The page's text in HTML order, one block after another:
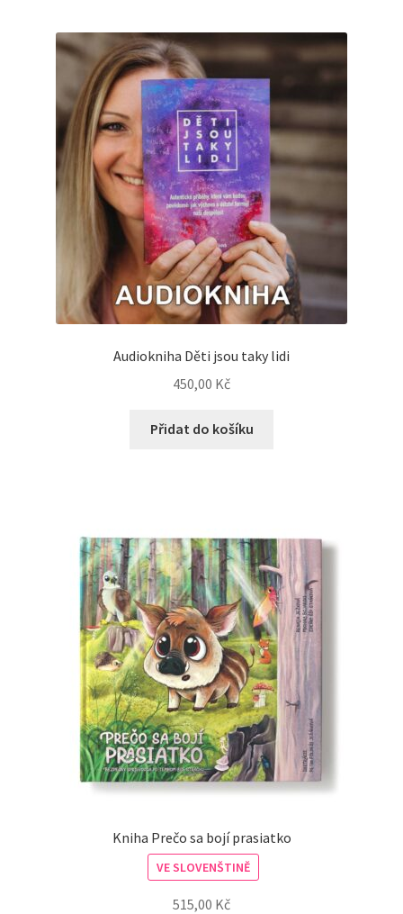
Audiokniha Děti jsou taky lidi
450,00 Kč
Přidat do košíku
Kniha Prečo sa bojí prasiatko
VE SLOVENŠTINĚ
515,00 Kč